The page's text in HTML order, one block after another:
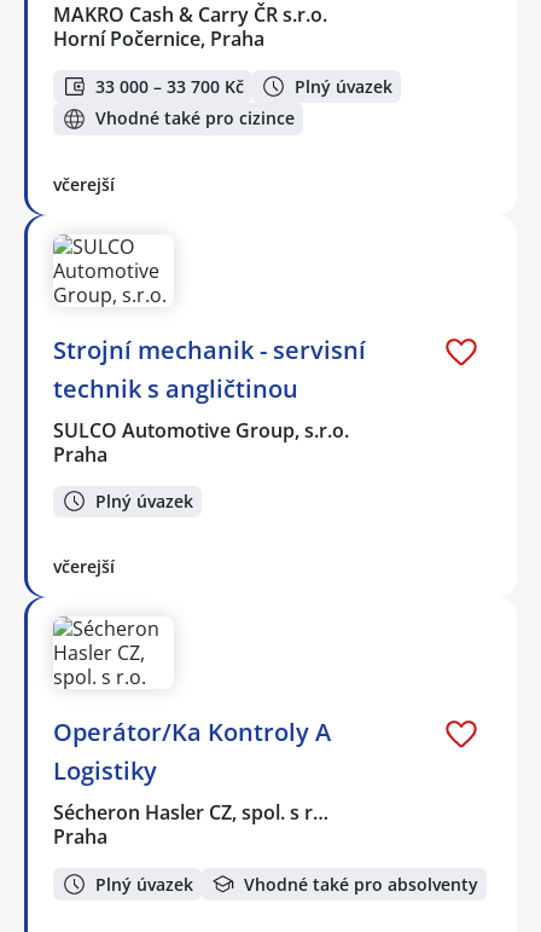
MAKRO Cash & Carry ČR s.r.o.
Horní Počernice, Praha
33 000 – 33 700 Kč
Plný úvazek
Vhodné také pro cizince
včerejší
Strojní mechanik - servisní
technik s angličtinou
SULCO Automotive Group, s.r.o.
Praha
Plný úvazek
včerejší
Operátor/Ka Kontroly A
Logistiky
Sécheron Hasler CZ, spol. s r…
Praha
Plný úvazek Vhodné také pro absolventy